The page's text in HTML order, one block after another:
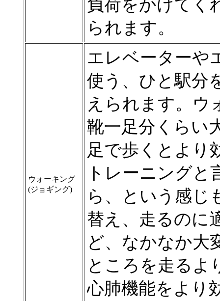
負荷をかけてく
られます。
ウォーキング
(ジョギング)
エレベーターや
使う、ひと駅分
えられます。ウ
靴一足分くらい
足で歩くとより
トレーニング
ら、という感じ
替え、走るのに
ど、なかなか大
ところを走るよ
心肺機能をより